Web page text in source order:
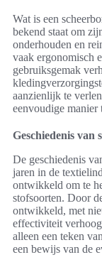
Wat is een
bekend staat om
onderhouden en
vaak ergonomisch
gebruiksgemak
aanzienlijk te
eenvoudige manier
Geschiedenis van
De geschiedenis
jaren in de
ontwikkeld om te
stofsoorten. Door
ontwikkeld, met
effectiviteit
alleen een teken
een bewijs van de